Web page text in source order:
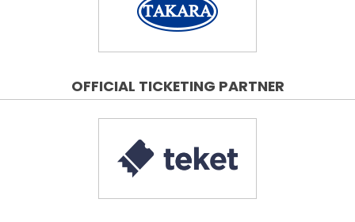
OFFICIAL TICKETING PARTNER